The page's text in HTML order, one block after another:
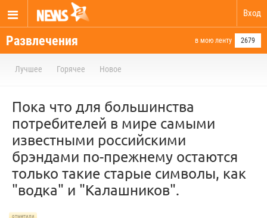
Вход
Развлечения в мою ленту 2679
Лучшее Горячее Новое
Пока что для большинства
потребителей в мире самыми
известными российскими
брэндами по-прежнему остаются
только такие старые символы, как
"водка" и "Калашников".
отметили